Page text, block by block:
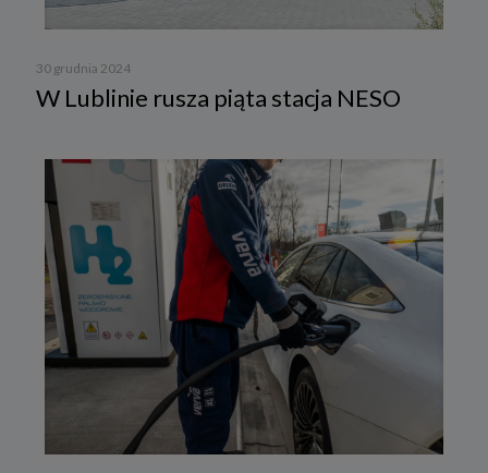
30 grudnia 2024
W Lublinie rusza piąta stacja NESO